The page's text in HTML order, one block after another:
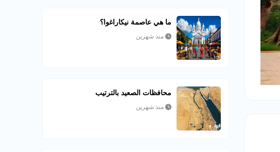
ما هي عاصمة نيكاراغوا؟
منذ شهرين
محافظات الصعيد بالترتيب
منذ شهرين